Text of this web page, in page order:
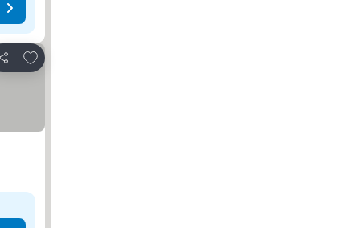
Teilen
Zu Favoriten hinzufügen